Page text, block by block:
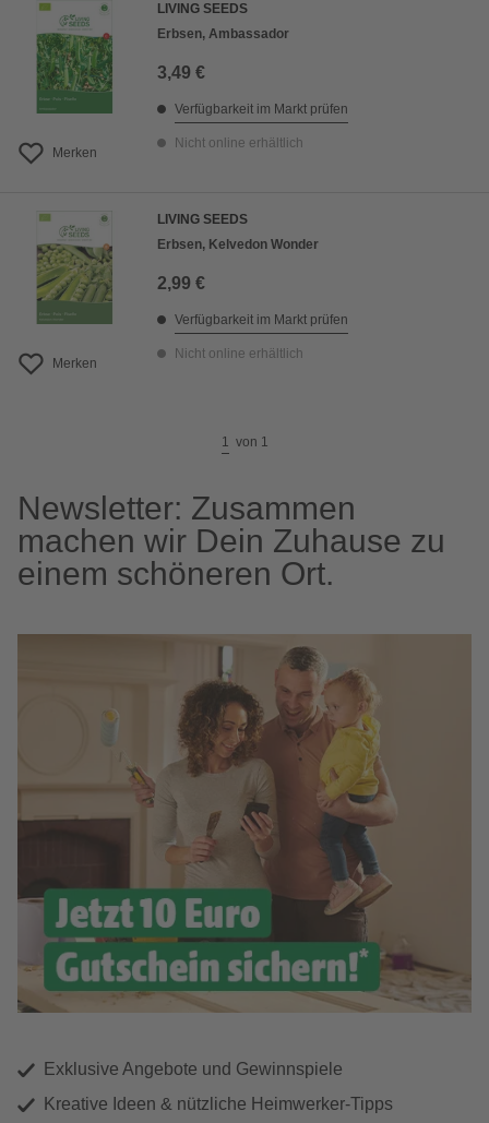
Merken
LIVING SEEDS
Erbsen, Ambassador
3,49 €
Verfügbarkeit im Markt prüfen
Nicht online erhältlich
Merken
LIVING SEEDS
Erbsen, Kelvedon Wonder
2,99 €
Verfügbarkeit im Markt prüfen
Nicht online erhältlich
1 von 1
Newsletter: Zusammen
machen wir Dein Zuhause zu
einem schöneren Ort.
Exklusive Angebote und Gewinnspiele
Kreative Ideen & nützliche Heimwerker-Tipps